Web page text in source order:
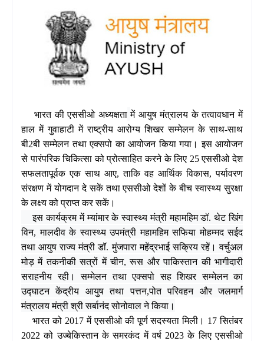
भारत की एससीओ अध्‍यक्षता में आयुष मंत्रालय के तत्वावधान में
हाल में गुवाहाटी में राष्ट्रीय आरोग्य शिखर सम्मेलन के साथ-साथ
बी2बी सम्मेलन तथा एक्सपो का आयोजन किया गया। इस आयोजन
से पारंपरिक चिकित्सा को प्रोत्‍साहित करने के लिए 25 एससीओ देश
सफलतापूर्वक एक साथ आए, ताकि वह आर्थिक विकास, पर्यावरण
संरक्षण में योगदान दे सकें तथा एससीओ देशों के बीच स्वास्थ्य सुरक्षा
के लक्ष्य को प्राप्त कर सकें।
इस कार्यक्रम में म्‍यांमार के स्‍वास्‍थ्‍य मंत्री महामहिम डॉ. थेट खिंग
विन, मालदीव के स्वास्थ्य उपमंत्री महा‍महिम सफिया मोहम्मद सईद
तथा आयुष राज्‍य मंत्री डॉ. मुंजपारा महेंद्रभाई सक्रिय रहें। वर्चुअल
मोड़ में तकनीकी सत्रों में चीन, रूस और पाकिस्तान की भागीदारी
सराहनीय रही। सम्मेलन तथा एक्सपो सह शिखर सम्मेलन का
उद्घाटन केंद्रीय आयुष तथा पत्तन,पोत परिवहन और जलमार्ग
मंत्रालय मंत्री श्री सर्बानंद सोनोवाल ने किया।
भारत को 2017 में एससीओ की पूर्ण सदस्यता मिली। 17 सितंबर
2022 को उज्बेकिस्तान के समरकंद में वर्ष 2023 के लिए एससीओ